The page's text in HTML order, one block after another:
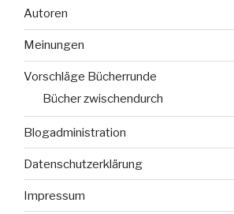
Autoren
Meinungen
Vorschläge Bücherrunde
Bücher zwischendurch
Blogadministration
Datenschutzerklärung
Impressum